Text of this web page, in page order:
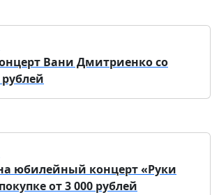
Вани Дмитриенко со
юбилейный концерт «Руки
от 3 000 рублей